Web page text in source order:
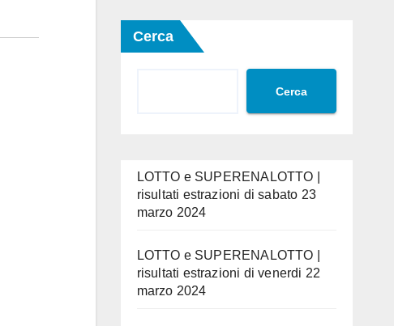
Cerca
Cerca
LOTTO e SUPERENALOTTO |
risultati estrazioni di sabato 23
marzo 2024
LOTTO e SUPERENALOTTO |
risultati estrazioni di venerdi 22
marzo 2024